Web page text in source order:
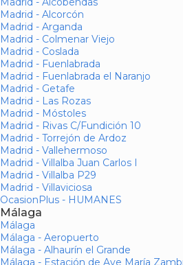
Madrid - Alcorcón
Madrid - Arganda
Madrid - Colmenar Viejo
Madrid - Coslada
Madrid - Fuenlabrada
Madrid - Fuenlabrada el Naranjo
Madrid - Getafe
Madrid - Las Rozas
Madrid - Móstoles
Madrid - Rivas C/Fundición 10
Madrid - Torrejón de Ardoz
Madrid - Vallehermoso
Madrid - Villalba Juan Carlos I
Madrid - Villalba P29
Madrid - Villaviciosa
OcasionPlus - HUMANES
Málaga
Málaga
Málaga - Aeropuerto
Málaga - Alhaurín el Grande
Málaga - Estación de Ave María